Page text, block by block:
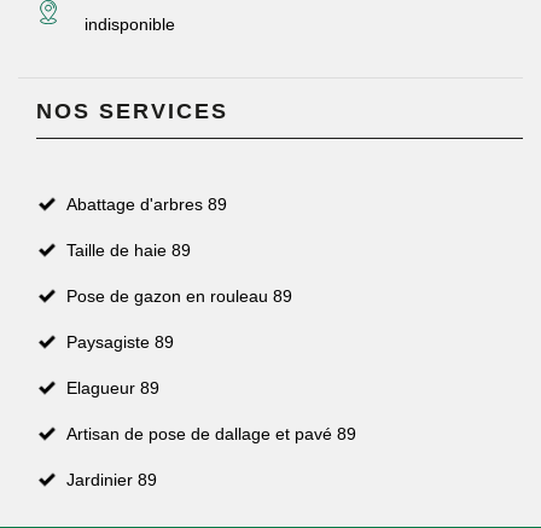
indisponible
NOS SERVICES
Abattage d'arbres 89
Taille de haie 89
Pose de gazon en rouleau 89
Paysagiste 89
Elagueur 89
Artisan de pose de dallage et pavé 89
Jardinier 89